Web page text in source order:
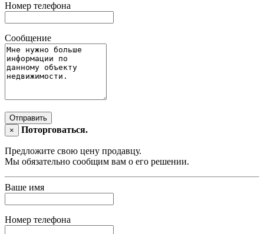
Номер телефона
Сообщение
Отправить
×
Поторговаться.
Предложите свою цену продавцу.
Мы обязательно сообщим вам о его решении.
Ваше имя
Номер телефона